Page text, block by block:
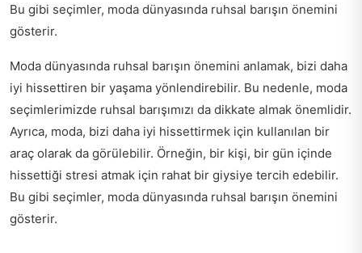
Bu gibi seçimler, moda dünyasında ruhsal barışın önemini
gösterir.
Moda dünyasında ruhsal barışın önemini anlamak, bizi daha
iyi hissettiren bir yaşama yönlendirebilir. Bu nedenle, moda
seçimlerimizde ruhsal barışımızı da dikkate almak önemlidir.
Ayrıca, moda, bizi daha iyi hissettirmek için kullanılan bir
araç olarak da görülebilir. Örneğin, bir kişi, bir gün içinde
hissettiği stresi atmak için rahat bir giysiye tercih edebilir.
Bu gibi seçimler, moda dünyasında ruhsal barışın önemini
gösterir.